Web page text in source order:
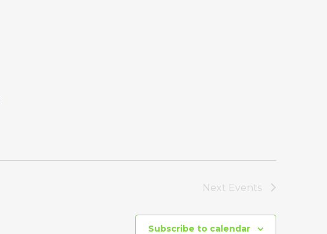
Next Events
Subscribe to calendar